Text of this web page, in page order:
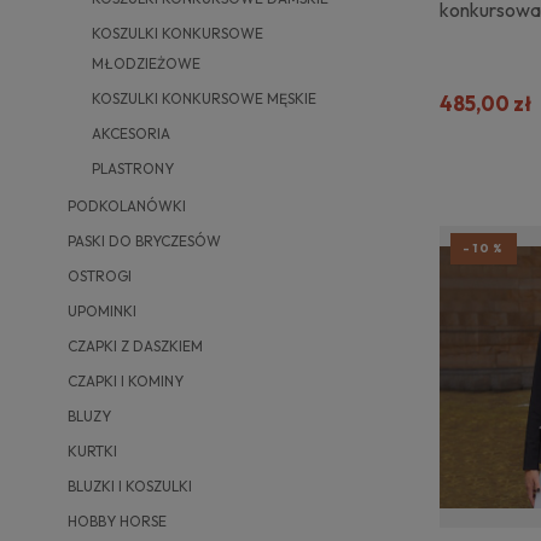
KOSZULKI KONKURSOWE
MŁODZIEŻOWE
KOSZULKI KONKURSOWE MĘSKIE
AKCESORIA
PLASTRONY
PODKOLANÓWKI
PASKI DO BRYCZESÓW
OSTROGI
UPOMINKI
CZAPKI Z DASZKIEM
CZAPKI I KOMINY
BLUZY
KURTKI
BLUZKI I KOSZULKI
HOBBY HORSE
485,00 zł
-10%